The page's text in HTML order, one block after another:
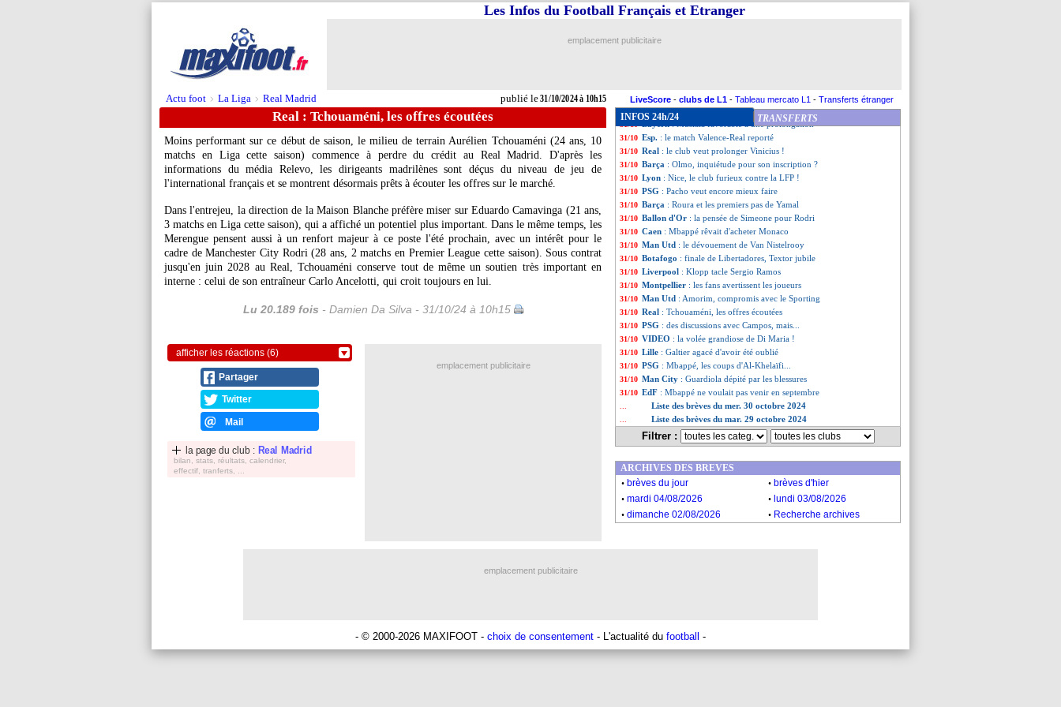
Actu foot > La Liga > Real Madrid publié le31/10/2024 à 10h15
Les Infos du Football Français et Etranger
emplacement publicitaire
LiveScore - clubs de L1 - Tableau mercato L1 - Transferts étranger
Real : Tchouaméni, les offres écoutées
Moins performant sur ce début de saison, le milieu de terrain Aurélien Tchouaméni(24 ans, 10
matchs en Liga cette saison) commence à perdre du crédit au Real Madrid. D'après les
informations du média Relevo, les dirigeants madrilènes sont déçus du niveau de jeu de
l'international français et se montrent désormais prêts à écouter les offres sur le marché.
Dans l'entrejeu, la direction de la Maison Blanche préfère miser sur EduardoCamavinga (21 ans,
3 matchs en Liga cette saison), qui a affiché un potentiel plus important. Dans le même temps, les
Merengue pensent aussi à un renfort majeur à ce poste l'été prochain, avec un intérêt pour le
cadre de Manchester City Rodri(28 ans, 2 matchs en Premier League cette saison). Sous contrat
jusqu'en juin 2028 au Real, Tchouaméni conserve tout de même un soutien très important en
interne : celui de son entraîneur Carlo Ancelotti, qui croit toujours en lui.
Lu 20.189 fois - Damien Da Silva - 31/10/24 à 10h15
afficher les réactions (6)
Partager
Twitter
Mail
la page du club : Real Madrid
bilan, stats, réultats, calendrier,
effectif, tranferts, ...
INFOS 24h/24 TRANSFERTS
31/10 Montpellier: Maksimovic en renfort (officiel)
31/10 Roma: la victoire ou la porte pour Juric
31/10 Sporting
31/10 Man Utd : Ten Hag, la stat' qui fait mal
31/10 Barça: Lopez a bien prolongé (officiel)
: Musiala favorable à une prolongation
31/10 Esp. : le match Valence-Real reporté
31/10 Real : le club veut prolonger Vinicius !
31/10 Barça : Olmo, inquiétude pour son inscription ?
31/10 Lyon : Nice, le club furieux contre la LFP !
31/10 PSG : Pacho veut encore mieux faire
31/10 Barça : Roura et les premiers pas de Yamal
31/10 Ballon d'Or : la pensée de Simeone pour Rodri
31/10 Caen : Mbappé rêvait d'acheter Monaco
31/10 Man Utd : le dévouement de Van Nistelrooy
31/10 Botafogo : finale de Libertadores, Textor jubile
31/10 Liverpool : Klopp tacle Sergio Ramos
31/10 Montpellier : les fans avertissent les joueurs
31/10 Man Utd : Amorim, compromis avec le Sporting
31/10 Real : Tchouaméni, les offres écoutées
31/10 PSG : des discussions avec Campos, mais...
31/10 VIDEO : la volée grandiose de Di Maria !
31/10 Lille : Galtier agacé d'avoir été oublié
31/10 PSG : Mbappé, les coups d'Al-Khelaïfi...
31/10 Man City : Guardiola dépité par les blessures
31/10 EdF : Mbappé ne voulait pas venir en septembre
Liste des brèves du mer. 30 octobre 2024
Liste des brèves du mar. 29 octobre 2024
Filtrer :
emplacement publicitaire
ARCHIVES DES BREVES
. brèves du jour . brèves d'hier
. mardi 04/08/2026 . lundi 03/08/2026
. dimanche 02/08/2026 . Recherche archives
emplacement publicitaire
- © 2000-2026 MAXIFOOT - choix de consentement - L'actualité du football -